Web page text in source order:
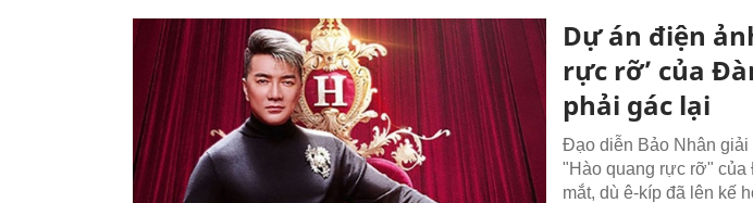
Dự án điện
rực rỡ’ của
phải gác lại
Đạo diễn Bảo Nhân
"Hào quang rực rỡ"
mắt, dù ê-kíp đã lên kế